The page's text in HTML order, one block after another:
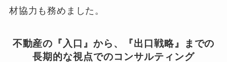
材協力も務めました。
不動産の『入口』から、『出口戦略』までの
長期的な視点でのコンサルティング